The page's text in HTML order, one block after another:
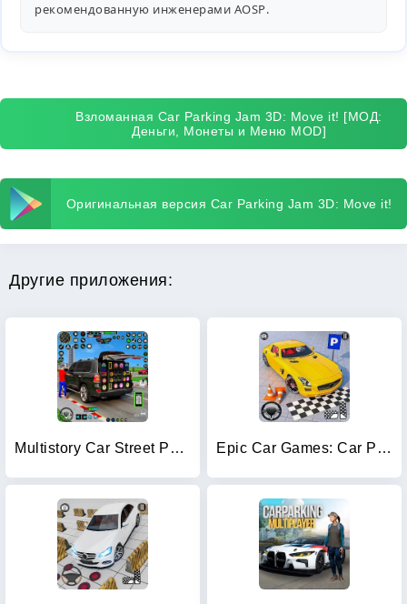
рекомендованную инженерами AOSP.
Взломанная Car Parking Jam 3D: Move it! [МОД:
Деньги, Монеты и Меню MOD]
Оригинальная версия Car Parking Jam 3D: Move it!
Другие приложения:
Multistory Car Street Parking Epic Car Games: Car Parking 3d